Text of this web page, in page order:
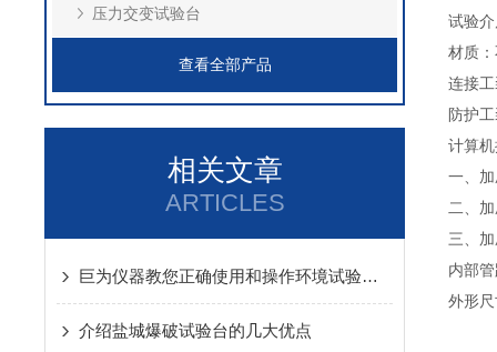
压力交变试验台
查看全部产品
相关文章
ARTICLES
巨为仪器教您正确使用和操作环境试验设备
介绍盐城爆破试验台的几大优点
试验
材质
连接
防护
计算
一、
二、
三、
内部
外形